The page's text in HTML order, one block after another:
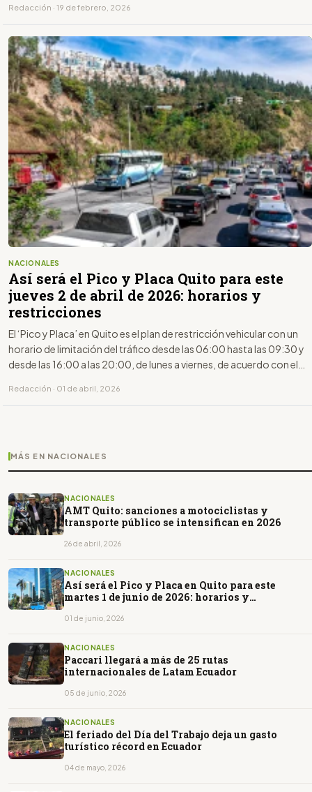
Redacción · 19 de febrero, 2026
NACIONALES
Así será el Pico y Placa Quito para este
jueves 2 de abril de 2026: horarios y
restricciones
El ‘Pico y Placa’ en Quito es el plan de restricción vehicular con un
horario de limitación del tráfico desde las 06:00 hasta las 09:30 y
desde las 16:00 a las 20:00, de lunes a viernes, de acuerdo con el
Redacción · 01 de abril, 2026
MÁS EN NACIONALES
NACIONALES
AMT Quito: sanciones a motociclistas y
transporte público se intensifican en 2026
26 de abril, 2026
NACIONALES
Así será el Pico y Placa en Quito para este
martes 1 de junio de 2026: horarios y
01 de junio, 2026
NACIONALES
Paccari llegará a más de 25 rutas
internacionales de Latam Ecuador
05 de junio, 2026
NACIONALES
El feriado del Día del Trabajo deja un gasto
turístico récord en Ecuador
04 de mayo, 2026